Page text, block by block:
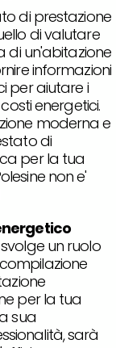
di prestazione
di valutare
di un'abitazione
informazioni
per aiutare i
energetici.
moderna e
di
per la tua
non e'
un ruolo
per la tua
sua
sarà